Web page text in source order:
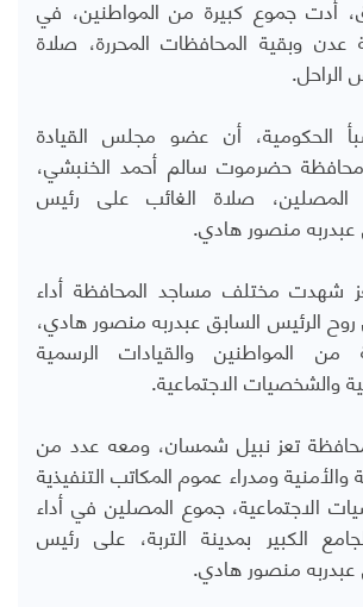
أدت جموع كبيرة من المواطنين، في
عدن وبقية المحافظات المحررة، صلاة
الراحل.
الحكومية، أن عضو مجلس القيادة
حضرموت سالم أحمد الخنبشي،
صلاة الغائب على رئيس
عبدربه منصور هادي.
شهدت مختلف مساجد المحافظة أداء
الرئيس السابق عبدربه منصور هادي،
من المواطنين والقيادات الرسمية
والشخصيات الاجتماعية.
تعز نبيل شمسان، ومعه عدد من
والأمنية ومدراء عموم المكاتب التنفيذية
الاجتماعية، جموع المصلين في أداء
الكبير بمدينة التربة، على رئيس
عبدربه منصور هادي.